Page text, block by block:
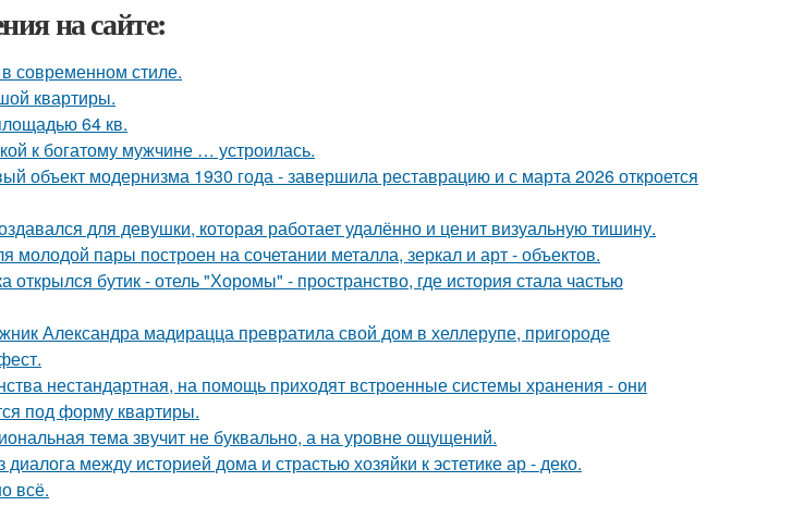
на сайте:
современном стиле.
квартиры.
64 кв.
к богатому мужчине … устроилась.
объект модернизма 1930 года - завершила реставрацию и с марта 2026 откроется
для девушки, которая работает удалённо и ценит визуальную тишину.
пары построен на сочетании металла, зеркал и арт - объектов.
открылся бутик - отель "Хоромы" - пространство, где история стала частью
Александра мадирацца превратила свой дом в хеллерупе, пригороде
нестандартная, на помощь приходят встроенные системы хранения - они
под форму квартиры.
тема звучит не буквально, а на уровне ощущений.
между историей дома и страстью хозяйки к эстетике ар - деко.
всё.